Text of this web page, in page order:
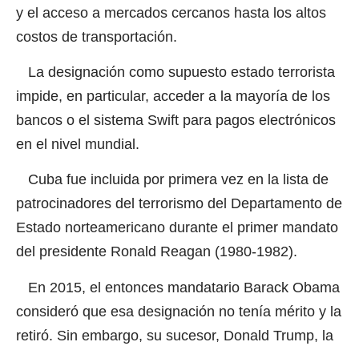
y el acceso a mercados cercanos hasta los altos
costos de transportación.
La designación como supuesto estado terrorista
impide, en particular, acceder a la mayoría de los
bancos o el sistema Swift para pagos electrónicos
en el nivel mundial.
Cuba fue incluida por primera vez en la lista de
patrocinadores del terrorismo del Departamento de
Estado norteamericano durante el primer mandato
del presidente Ronald Reagan (1980-1982).
En 2015, el entonces mandatario Barack Obama
consideró que esa designación no tenía mérito y la
retiró. Sin embargo, su sucesor, Donald Trump, la